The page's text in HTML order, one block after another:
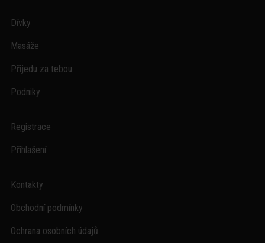
Dívky
Masáže
Přijedu za tebou
Podniky
Registrace
Přihlašení
Kontakty
Obchodní podmínky
Ochrana osobních údajů